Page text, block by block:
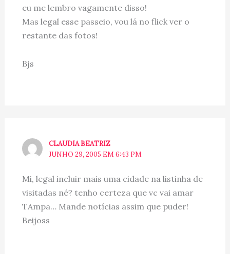
eu me lembro vagamente disso!
Mas legal esse passeio, vou lá no flick ver o
restante das fotos!
Bjs
CLAUDIA BEATRIZ
JUNHO 29, 2005 EM 6:43 PM
Mi, legal incluir mais uma cidade na listinha de
visitadas né? tenho certeza que vc vai amar
TAmpa… Mande notícias assim que puder!
Beijoss